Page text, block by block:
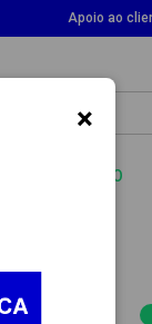
Apoio ao
TOGGLE CABELO
×